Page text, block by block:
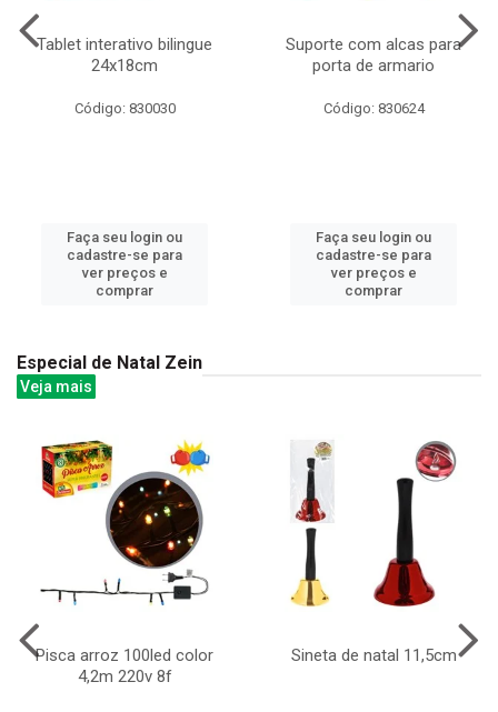
Tablet interativo bilingue
24x18cm
Código: 830030
Faça seu login ou
cadastre-se para
ver preços e
comprar
Suporte com alcas para
porta de armario
Código: 830624
Faça seu login ou
cadastre-se para
ver preços e
comprar
Especial de Natal Zein
Veja mais
Pisca arroz 100led color
4,2m 220v 8f
Sineta de natal 11,5cm